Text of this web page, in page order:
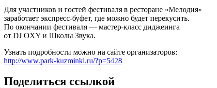
Для участников и гостей фестиваля в ресторане «Мелодия»
заработает экспресс-буфет, где можно будет перекусить.
По окончании фестиваля — мастер-класс диджеинга
от DJ OXY и Школы Звука.
Узнать подробности можно на сайте организаторов:
http://www.park-kuzminki.ru/?p=5428
Поделиться ссылкой